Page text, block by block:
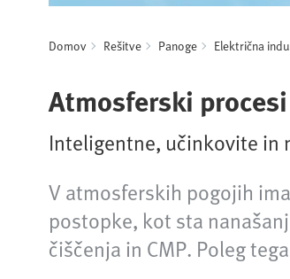
Domov Rešitve Panoge Električna
Atmosferski
Inteligentne, učinkovite in
V atmosferskih pogojih
postopke, kot sta
čiščenja in CMP. Poleg